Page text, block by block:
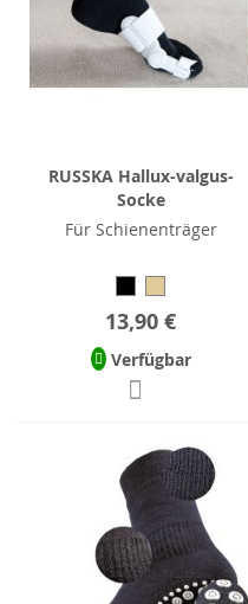
RUSSKA Hallux-valgus-
Socke
Für Schienenträger
13,90 €
Verfügbar